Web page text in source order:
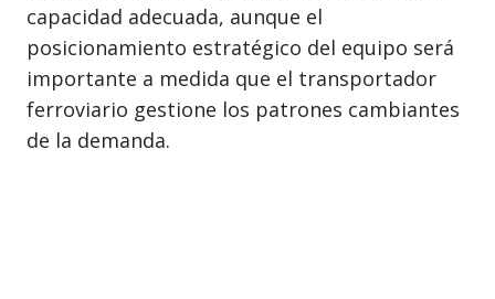
capacidad adecuada, aunque el
posicionamiento estratégico del equipo será
importante a medida que el transportador
ferroviario gestione los patrones cambiantes
de la demanda.